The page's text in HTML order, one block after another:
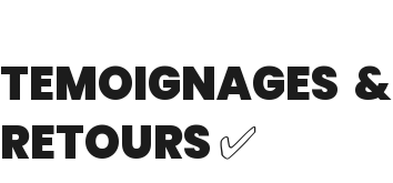
TEMOIGNAGES &
RETOURS ✅